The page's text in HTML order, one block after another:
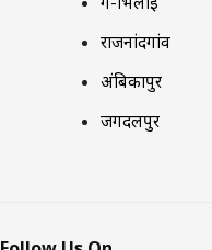
राजनांदगांव
अंबिकापुर
जगदलपुर